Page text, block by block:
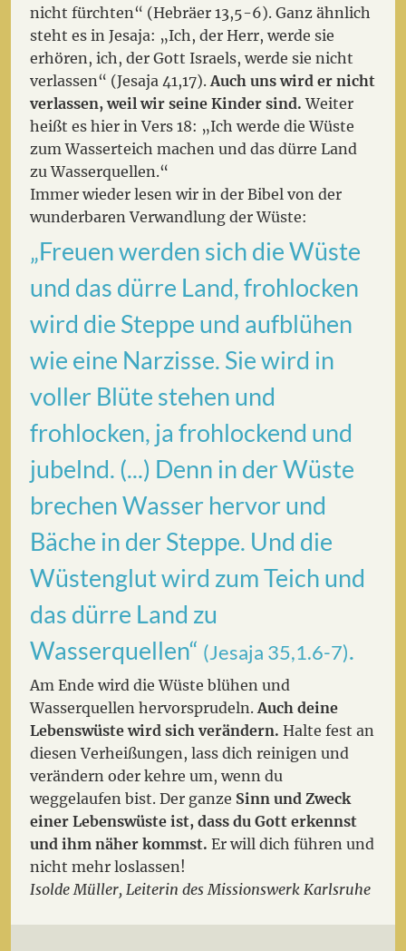
nicht fürchten“ (Hebräer 13,5-6). Ganz ähnlich
steht es in Jesaja: „Ich, der Herr, werde sie
erhören, ich, der Gott Israels, werde sie nicht
verlassen“ (Jesaja 41,17).Auch uns wird er nicht
verlassen, weil wir seine Kinder sind. Weiter
heißt es hier in Vers 18: „Ich werde die Wüste
zum Wasserteich machen und das dürre Land
zu Wasserquellen.“
Immer wieder lesen wir in der Bibel von der
wunderbaren Verwandlung der Wüste:
„Freuen werden sich die Wüste
und das dürre Land, frohlocken
wird die Steppe und aufblühen
wie eine Narzisse. Sie wird in
voller Blüte stehen und
frohlocken, ja frohlockend und
jubelnd. (...) Denn in der Wüste
brechen Wasser hervor und
Bäche in der Steppe. Und die
Wüstenglut wird zum Teich und
das dürre Land zu
Wasserquellen“ (Jesaja 35,1.6-7).
Am Ende wird die Wüste blühen und
Wasserquellen hervorsprudeln.Auch deine
Lebenswüste wird sich verändern. Halte fest an
diesen Verheißungen, lass dich reinigen und
verändern oder kehre um, wenn du
weggelaufen bist. Der ganze Sinn und Zweck
einer Lebenswüste ist, dass du Gott erkennst
und ihm näher kommst. Er will dich führen und
nicht mehr loslassen!
Isolde Müller,Leiterin des Missionswerk Karlsruhe